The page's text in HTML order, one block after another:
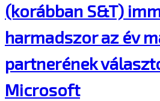
(korábban S&T)
harmadszor az év
partnerének
Microsoft